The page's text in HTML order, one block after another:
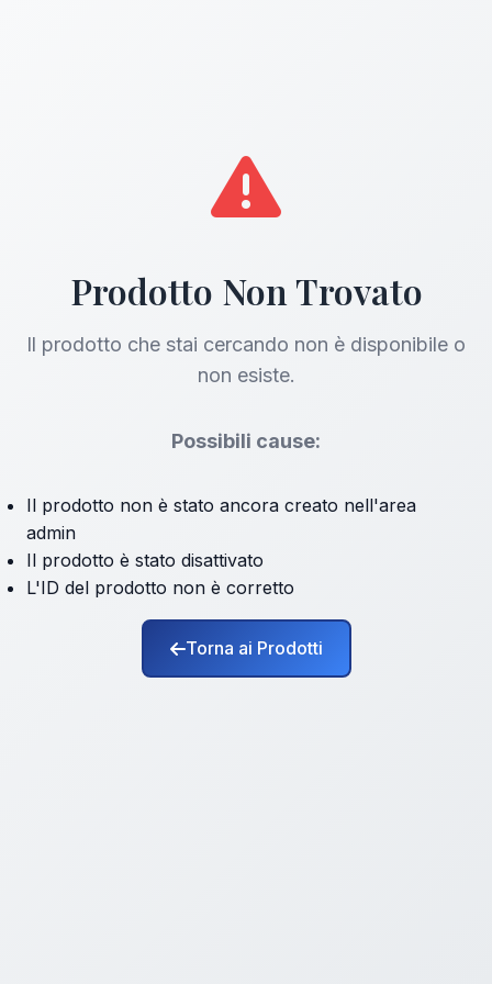
Prodotto Non Trovato
Il prodotto che stai cercando non è disponibile o
non esiste.
Possibili cause:
Il prodotto non è stato ancora creato nell'area
admin
Il prodotto è stato disattivato
L'ID del prodotto non è corretto
Torna ai Prodotti